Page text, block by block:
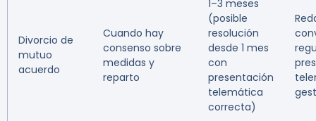
Divorcio de
mutuo
acuerdo
Cuando hay
consenso sobre
medidas y
reparto
1–3 meses
(posible
resolución
desde 1 mes
con
presentación
telemática
correcta)